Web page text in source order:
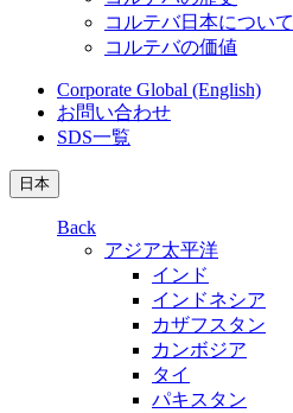
コルテバ日本について
コルテバの価値
Corporate Global (English)
お問い合わせ
SDS一覧
日本
Back
アジア太平洋
インド
インドネシア
カザフスタン
カンボジア
タイ
パキスタン